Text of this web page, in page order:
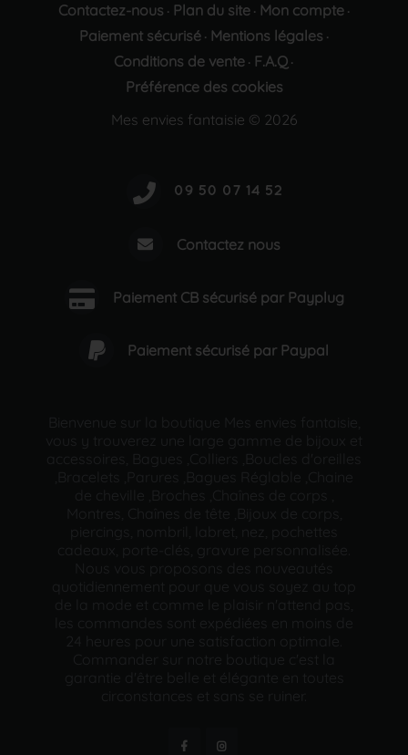
Contactez-nous · Plan du site· Mon compte·
Paiement sécurisé· Mentions légales ·
Conditions de vente · F.A.Q ·
Préférence des cookies
Mes envies fantaisie © 2026
Contactez nous
Paiement CB sécurisé par Payplug
Paiement sécurisé par Paypal